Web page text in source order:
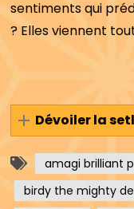
sentiments qui
? Elles viennent
Dévoiler la
amagi brilliant
birdy the mighty